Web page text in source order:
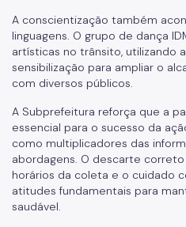
A conscientização também
linguagens. O grupo de dança
artísticas no trânsito, utilizando
sensibilização para ampliar o
com diversos públicos.
A Subprefeitura reforça que a
essencial para o sucesso da
como multiplicadores das
abordagens. O descarte
horários da coleta e o cuidado
atitudes fundamentais para
saudável.